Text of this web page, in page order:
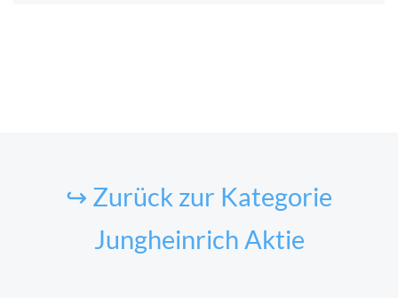
↪ Zurück zur Kategorie
Jungheinrich Aktie